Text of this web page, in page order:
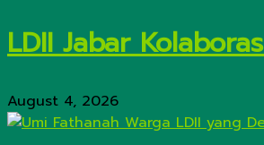
LDII Jabar
August 4, 2026